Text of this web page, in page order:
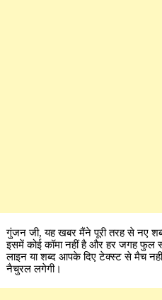
गुंजन जी, यह खबर मैंने पूरी तरह से नए
इसमें कोई कॉमा नहीं है और हर जगह फुल
लाइन या शब्द आपके दिए टेक्स्ट से मैच
नैचुरल लगेगी।